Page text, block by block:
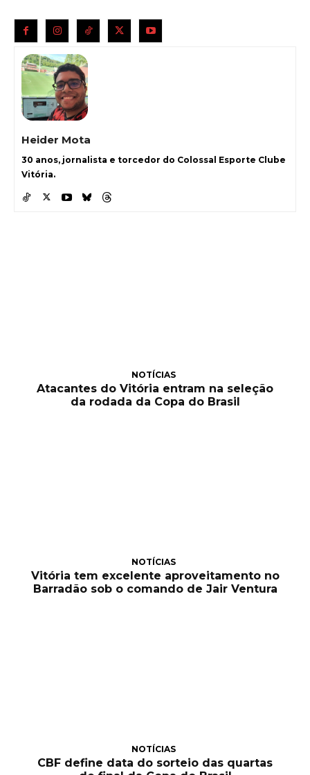
Heider Mota
30 anos, jornalista e torcedor do Colossal Esporte Clube
Vitória.
NOTÍCIAS
Atacantes do Vitória entram na seleção
da rodada da Copa do Brasil
NOTÍCIAS
Vitória tem excelente aproveitamento no
Barradão sob o comando de Jair Ventura
NOTÍCIAS
CBF define data do sorteio das quartas